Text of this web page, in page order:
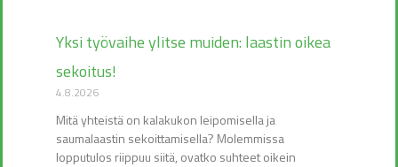
Yksi työvaihe ylitse muiden: laastin oikea
sekoitus!
4.8.2026
Mitä yhteistä on kalakukon leipomisella ja
saumalaastin sekoittamisella? Molemmissa
lopputulos riippuu siitä, ovatko suhteet oikein